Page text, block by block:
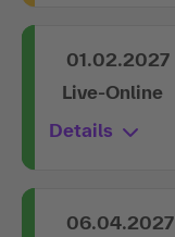
01.02.2027
Live-Online
Details
06.04.2027